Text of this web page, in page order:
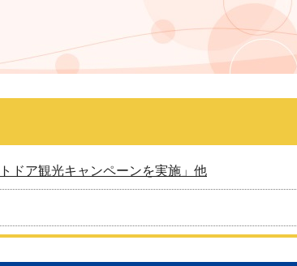
ドア観光キャンペーンを実施」他